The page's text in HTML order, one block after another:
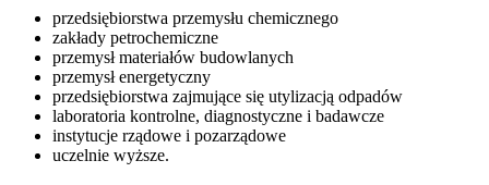
przedsiębiorstwa przemysłu chemicznego
zakłady petrochemiczne
przemysł materiałów budowlanych
przemysł energetyczny
przedsiębiorstwa zajmujące się utylizacją odpadów
laboratoria kontrolne, diagnostyczne i badawcze
instytucje rządowe i pozarządowe
uczelnie wyższe.